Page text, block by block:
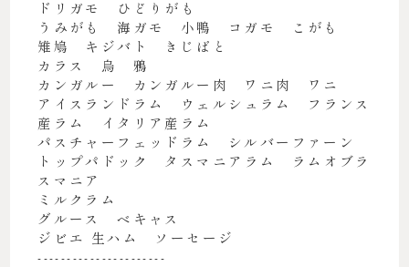
ドリガモ ひどりがも
うみがも 海ガモ 小鴨 コガモ こがも
雉鳩 キジバト きじばと
カラス 烏 鴉
カンガルー カンガルー肉 ワニ肉 ワニ
アイスランドラム ウェルシュラム フランス
産ラム イタリア産ラム
パスチャーフェッドラム シルバーファーン
トップパドック タスマニアラム ラムオブラ
スマニア
ミルクラム
グルース ベキャス
ジビエ 生ハム ソーセージ
----------------------